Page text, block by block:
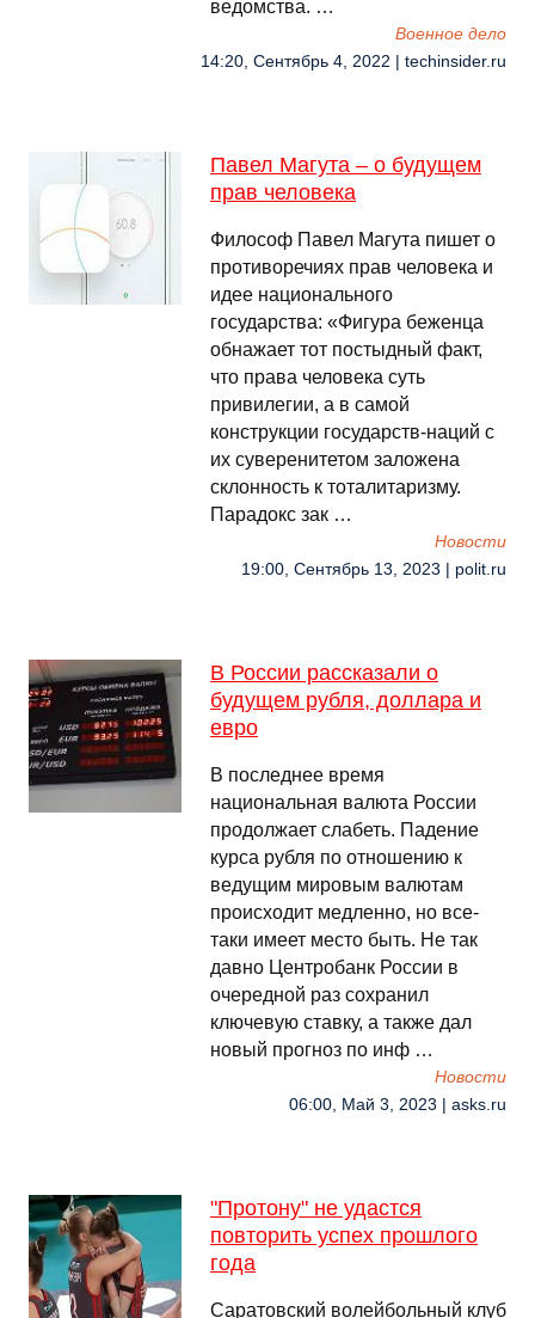
ведомства. …
Военное дело
14:20, Сентябрь 4, 2022 | techinsider.ru
Павел Магута – о будущем
прав человека
Философ Павел Магута пишет о
противоречиях прав человека и
идее национального
государства: «Фигура беженца
обнажает тот постыдный факт‌,
что права человека суть
привилегии, а в самой
конструкции государств-наций с
их суверенитетом заложена
склонность к тоталитаризму.
Парадокс зак …
Новости
19:00, Сентябрь 13, 2023 | polit.ru
В России рассказали о
будущем рубля, доллара и
евро
В последнее время
национальная валюта России
продолжает слабеть. Падение
курса рубля по отношению к
ведущим мировым валютам
происходит медленно, но все-
таки имеет место быть. Не так
давно Центробанк России в
очередной раз сохранил
ключевую ставку, а также дал
новый прогноз по инф …
Новости
06:00, Май 3, 2023 | asks.ru
"Протону" не удастся
повторить успех прошлого
года
Саратовский волейбольный клуб